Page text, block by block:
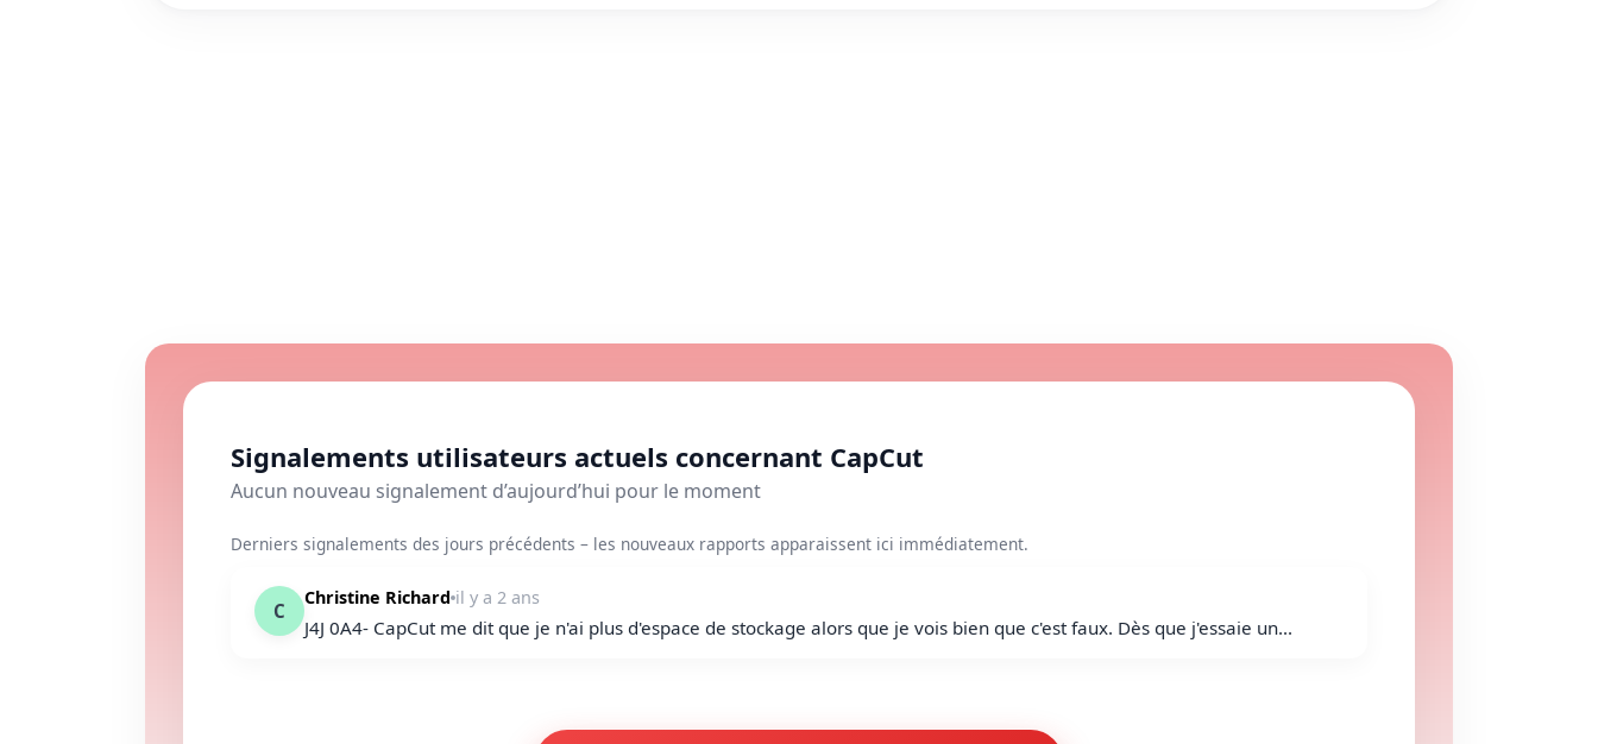
Signalements utilisateurs actuels concernant CapCut
Aucun nouveau signalement d’aujourd’hui pour le moment
Derniers signalements des jours précédents – les nouveaux rapports apparaissent ici immédiatement.
C
Christine Richard il y a 2 ans
J4J 0A4- CapCut me dit que je n'ai plus d'espace de stockage alors que je vois bien que c'est faux. Dès que j'essaie un...